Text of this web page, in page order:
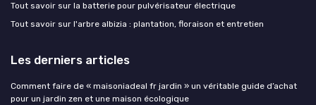
Tout savoir sur la batterie pour pulvérisateur électrique
Tout savoir sur l'arbre albizia : plantation, floraison et entretien
Les derniers articles
Comment faire de « maisoniadeal fr jardin » un véritable guide d’achat
pour un jardin zen et une maison écologique